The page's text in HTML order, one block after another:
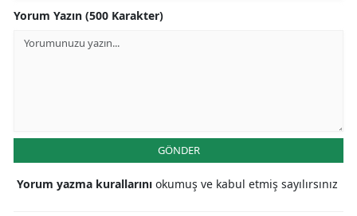
Yorum Yazın (500 Karakter)
GÖNDER
Yorum yazma kurallarını okumuş ve kabul etmiş sayılırsınız